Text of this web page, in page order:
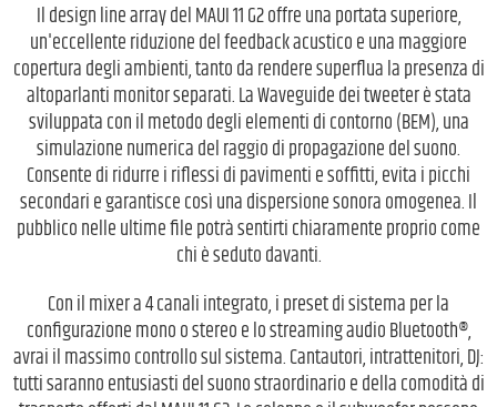
Il design line array del MAUI 11 G2 offre una portata superiore,
un'eccellente riduzione del feedback acustico e una maggiore
copertura degli ambienti, tanto da rendere superflua la presenza di
altoparlanti monitor separati. La Waveguide dei tweeter è stata
sviluppata con il metodo degli elementi di contorno (BEM), una
simulazione numerica del raggio di propagazione del suono.
Consente di ridurre i riflessi di pavimenti e soffitti, evita i picchi
secondari e garantisce così una dispersione sonora omogenea. Il
pubblico nelle ultime file potrà sentirti chiaramente proprio come
chi è seduto davanti.
Con il mixer a 4 canali integrato, i preset di sistema per la
configurazione mono o stereo e lo streaming audio Bluetooth®,
avrai il massimo controllo sul sistema. Cantautori, intrattenitori, DJ:
tutti saranno entusiasti del suono straordinario e della comodità di